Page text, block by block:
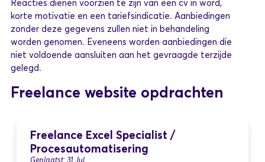
Reacties dienen voorzien te zijn van een cv in word,
korte motivatie en een tariefsindicatie. Aanbiedingen
zonder deze gegevens zullen niet in behandeling
worden genomen. Eveneens worden aanbiedingen die
niet voldoende aansluiten aan het gevraagde terzijde
gelegd.
Freelance website opdrachten
Freelance Excel Specialist /
Procesautomatisering
Geplaatst: 31 Jul